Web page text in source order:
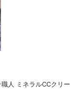
人 ミネラルCCクリー